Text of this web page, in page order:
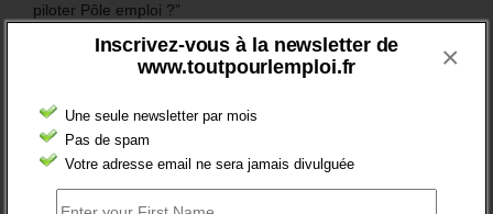
Inscrivez-vous à la newsletter de
www.toutpourlemploi.fr
Une seule newsletter par mois
Pas de spam
Votre adresse email ne sera jamais divulguée
×
piloter Pôle emploi ?”
Votre adresse mais ne sara pas visible Required fields are
marked
Commentaire